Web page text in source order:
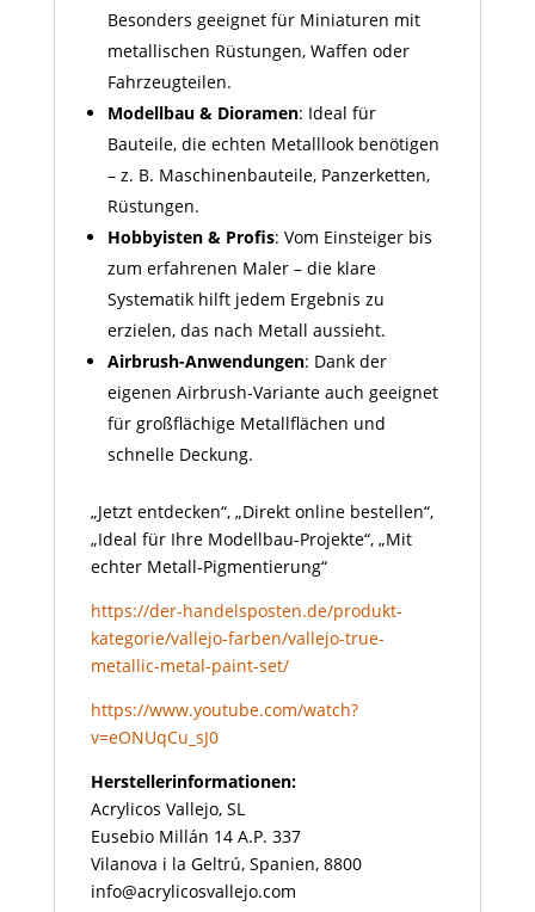
Besonders geeignet für Miniaturen mit
metallischen Rüstungen, Waffen oder
Fahrzeugteilen.
Modellbau & Dioramen: Ideal für
Bauteile, die echten Metall­look benötigen
– z. B. Maschinenbauteile, Panzer­ketten,
Rüstungen.
Hobbyisten & Profis: Vom Einsteiger bis
zum erfahrenen Maler – die klare
Systematik hilft jedem Ergebnis zu
erzielen, das nach Metall aussieht.
Airbrush-Anwendungen: Dank der
eigenen Airbrush-Variante auch geeignet
für großflächige Metallflächen und
schnelle Deckung.
„Jetzt entdecken“, „Direkt online bestellen“,
„Ideal für Ihre Modellbau-Projekte“, „Mit
echter Metall-Pigmentierung“
https://der-handelsposten.de/produkt-
kategorie/vallejo-farben/vallejo-true-
metallic-metal-paint-set/
https://www.youtube.com/watch?
v=eONUqCu_sJ0
Herstellerinformationen:
Acrylicos Vallejo, SL
Eusebio Millán 14 A.P. 337
Vilanova i la Geltrú, Spanien, 8800
info@acrylicosvallejo.com